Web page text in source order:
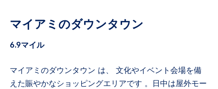
マイアミのダウンタウン
6.9マイル
マイアミのダウンタウン は、 文化やイベント会場を備
えた賑やかなショッピングエリアです 。日中は屋外モー